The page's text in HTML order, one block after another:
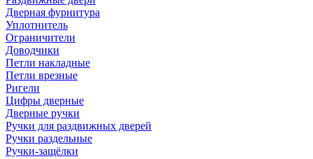
Дверная фурнитура
Уплотнитель
Ограничители
Доводчики
Петли накладные
Петли врезные
Ригели
Цифры дверные
Дверные ручки
Ручки для раздвижных дверей
Ручки раздельные
Ручки-защёлки